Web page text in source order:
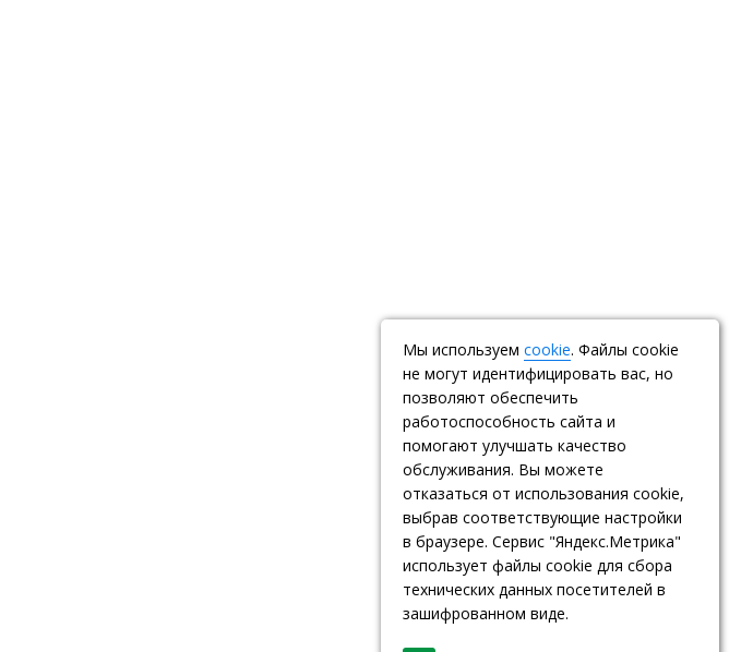
Мы используем cookie. Файлы cookie
не могут идентифицировать вас, но
позволяют обеспечить
работоспособность сайта и
помогают улучшать качество
обслуживания. Вы можете
отказаться от использования cookie,
выбрав соответствующие настройки
в браузере. Сервис "Яндекс.Метрика"
использует файлы cookie для сбора
технических данных посетителей в
зашифрованном виде.